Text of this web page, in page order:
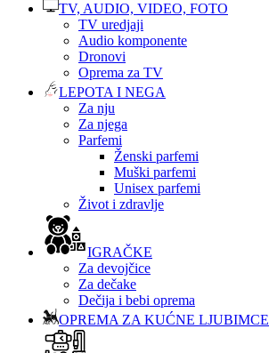
TV, AUDIO, VIDEO, FOTO
TV uredjaji
Audio komponente
Dronovi
Oprema za TV
LEPOTA I NEGA
Za nju
Za njega
Parfemi
Ženski parfemi
Muški parfemi
Unisex parfemi
Život i zdravlje
IGRAČKE
Za devojčice
Za dečake
Dečija i bebi oprema
OPREMA ZA KUĆNE LJUBIMCE